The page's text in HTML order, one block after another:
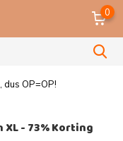
0
OP=OP!
- 73% Korting